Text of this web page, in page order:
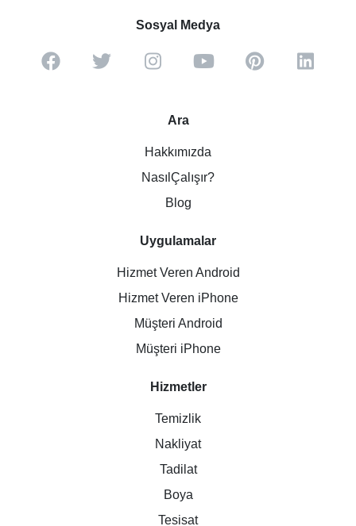
Sosyal Medya
Ara
Hakkımızda
NasılÇalışır?
Blog
Uygulamalar
Hizmet Veren Android
Hizmet Veren iPhone
Müşteri Android
Müşteri iPhone
Hizmetler
Temizlik
Nakliyat
Tadilat
Boya
Tesisat